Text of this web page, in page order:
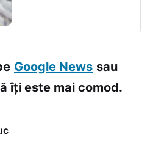
Google News sau
îți este mai comod.